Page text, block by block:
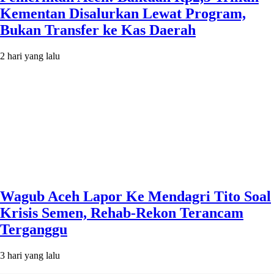
Kementan Disalurkan Lewat Program,
Bukan Transfer ke Kas Daerah
2 hari yang lalu
Wagub Aceh Lapor Ke Mendagri Tito Soal
Krisis Semen, Rehab-Rekon Terancam
Terganggu
3 hari yang lalu